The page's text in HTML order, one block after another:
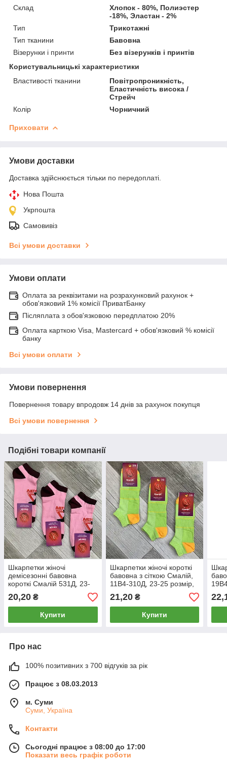
Склад
Хлопок - 80%, Полиэстер
-18%, Эластан - 2%
Тип
Трикотажні
Тип тканини
Бавовна
Візерунки і принти
Без візерунків і принтів
Користувальницькі характеристики
Властивості тканини
Повітропроникність,
Еластичність висока /
Стрейч
Колір
Чорничний
Приховати
Умови доставки
Доставка здійснюється тільки по передоплаті.
Нова Пошта
Укрпошта
Самовивіз
Всі умови доставки
Умови оплати
Оплата за реквізитами на розрахунковий рахунок +
обов'язковий 1% комісії ПриватБанку
Післяплата з обов'язковою передплатою 20%
Оплата карткою Visa, Mastercard + обов'язковий % комісії
банку
Всі умови оплати
Умови повернення
Повернення товару впродовж 14 днів за рахунок покупця
Всі умови повернення
Подібні товари компанії
Шкарпетки жіночі
демісезонні бавовна
короткі Смалій 531Д, 23-
25 розмір, 14019
20,20 ₴
Купити
Шкарпетки жіночі короткі
бавовна з сіткою Смалій,
11В4-310Д, 23-25 розмір,
салатові, 803
21,20₴
Купити
Про нас
100% позитивних з 700 відгуків за рік
Працює з 08.03.2013
м. Суми
Суми, Україна
Контакти
Сьогодні працює з 08:00 до 17:00
Показати весь графік роботи